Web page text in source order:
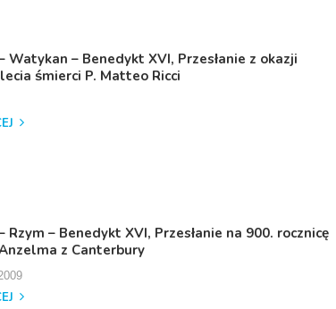
Watykan – Benedykt XVI, Przesłanie z okazji
śmierci P. Matteo Ricci
Rzym – Benedykt XVI, Przesłanie na 900. rocznicę
z Canterbury